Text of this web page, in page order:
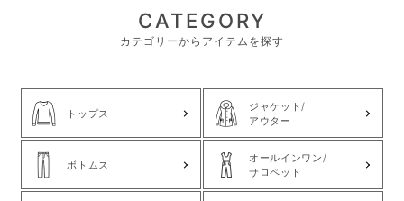
CATEGORY
カテゴリーからアイテムを探す
トップス
ジャケット/
アウター
ボトムス
オールインワン/
サロペット